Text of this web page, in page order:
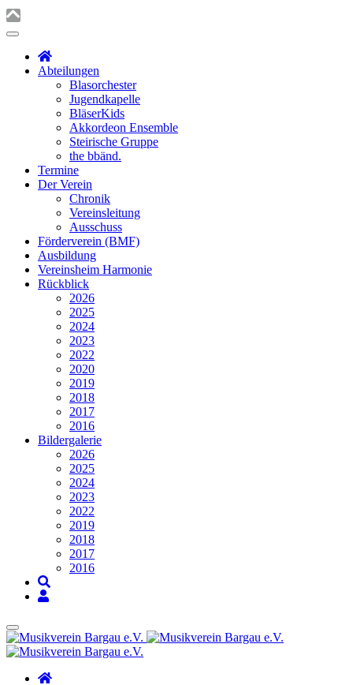
Abteilungen
Blasorchester
Jugendkapelle
BläserKids
Akkordeon Ensemble
Steirische Gruppe
the bbänd.
Termine
Der Verein
Chronik
Vereinsleitung
Ausschuss
Förderverein (BMF)
Ausbildung
Vereinsheim Harmonie
Rückblick
2026
2025
2024
2023
2022
2020
2019
2018
2017
2016
Bildergalerie
2026
2025
2024
2023
2022
2019
2018
2017
2016